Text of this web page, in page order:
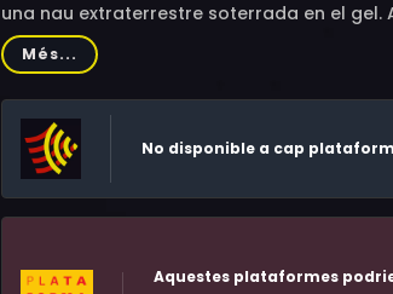
una nau extraterrestre soterrada en el gel.
Més...
No disponible a cap
Aquestes plataformes